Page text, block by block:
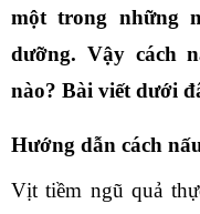
một trong những
dưỡng. Vậy cách
nào? Bài viết dưới
Hướng dẫn cách
Vịt tiềm ngũ quả